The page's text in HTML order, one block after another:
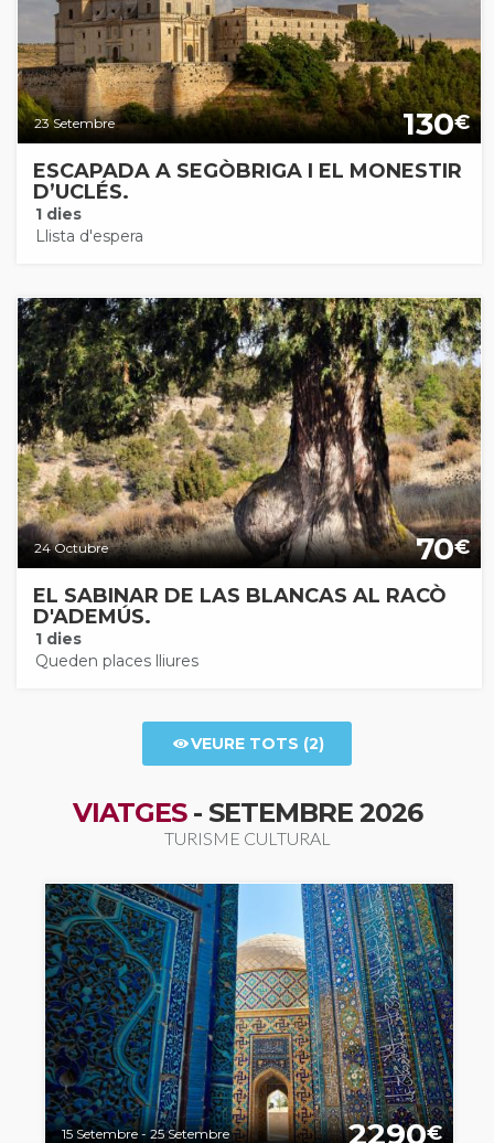
23 Setembre 130€
ESCAPADA A SEGÒBRIGA I EL MONESTIR
D’UCLÉS.
1 dies
Llista d'espera
24 Octubre 70€
EL SABINAR DE LAS BLANCAS AL RACÒ
D'ADEMÚS.
1 dies
Queden places lliures
VEURE TOTS (2)
VIATGES- SETEMBRE 2026
TURISME CULTURAL
15 Setembre - 25 Setembre 2290€